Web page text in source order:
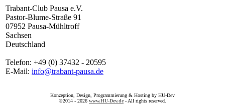
Trabant-Club Pausa e.V.
Pastor-Blume-Straße 91
07952 Pausa-Mühltroff
Sachsen
Deutschland
Telefon: +49 (0) 37432 - 20595
E-Mail: info@trabant-pausa.de
Konzeption, Design, Programmierung & Hosting by HU-Dev
©2014 - 2026 www.HU-Dev.de - All rights reserved.